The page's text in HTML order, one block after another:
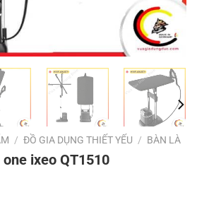
/ ĐỒ GIA DỤNG THIẾT YẾU / BÀN LÀ
ixeo QT1510